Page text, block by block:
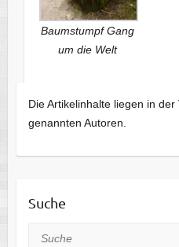
Baumstumpf Gang
um die Welt
Die Artikelinhalte liegen in
genannten Autoren.
Suche
Suche